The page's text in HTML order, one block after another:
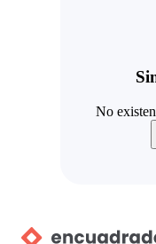
No